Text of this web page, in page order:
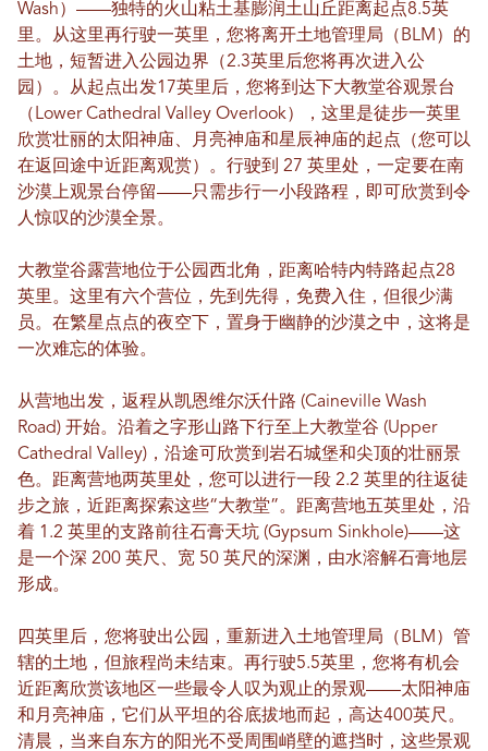
Wash）——独特的火山粘土基膨润土山丘距离起点8.5英
里。从这里再行驶一英里，您将离开土地管理局（BLM）的
土地，短暂进入公园边界（2.3英里后您将再次进入公
园）。从起点出发17英里后，您将到达下大教堂谷观景台
（Lower Cathedral Valley Overlook），这里是徒步一英里
欣赏壮丽的太阳神庙、月亮神庙和星辰神庙的起点（您可以
在返回途中近距离观赏）。行驶到 27 英里处，一定要在南
沙漠上观景台停留——只需步行一小段路程，即可欣赏到令
人惊叹的沙漠全景。
大教堂谷露营地位于公园西北角，距离哈特内特路起点28
英里。这里有六个营位，先到先得，免费入住，但很少满
员。在繁星点点的夜空下，置身于幽静的沙漠之中，这将是
一次难忘的体验。
从营地出发，返程从凯恩维尔沃什路 (Caineville Wash
Road) 开始。沿着之字形山路下行至上大教堂谷 (Upper
Cathedral Valley)，沿途可欣赏到岩石城堡和尖顶的壮丽景
色。距离营地两英里处，您可以进行一段 2.2 英里的往返徒
步之旅，近距离探索这些“大教堂”。距离营地五英里处，沿
着 1.2 英里的支路前往石膏天坑 (Gypsum Sinkhole)——这
是一个深 200 英尺、宽 50 英尺的深渊，由水溶解石膏地层
形成。
四英里后，您将驶出公园，重新进入土地管理局（BLM）管
辖的土地，但旅程尚未结束。再行驶5.5英里，您将有机会
近距离欣赏该地区一些最令人叹为观止的景观——太阳神庙
和月亮神庙，它们从平坦的谷底拔地而起，高达400英尺。
清晨，当来自东方的阳光不受周围峭壁的遮挡时，这些景观